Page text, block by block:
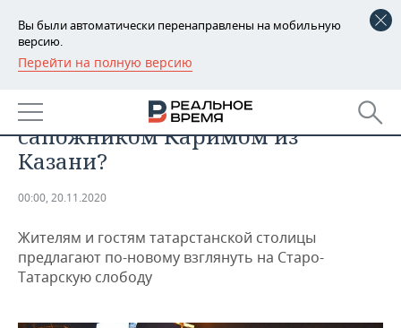
Вы были автоматически перенаправлены на мобильную
версию.
Перейти на полную версию
РЕГИОНЫ
БАШКОРТОСТАН
ТАТАРСТАН
НОВОСТИ
АНАЛИТИКА
ДЕКЛАРАЦИИ О ДОХОДАХ
КОРОЛИ ГОСЗАКАЗА ПФО
НОВОСТИ ЭКОНОМИКИ
ФИНАНСЫ
ПРОМЫШЛЕННОСТЬ
НОВОСТИ
ПРОМЫШЛЕННОСТИ
АГРОПРОМ
НЕДВИЖИМОСТЬ
Что связывает Ива Сен-Лорана с
сапожником Каримом из
Казани?
00:00, 20.11.2020
Жителям и гостям татарстанской столицы
предлагают по-новому взглянуть на Старо-
Татарскую слободу